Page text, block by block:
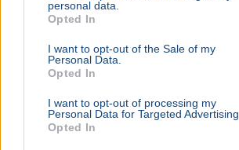
personal data.
Opted In
I want to opt-out of the Sale of my
Personal Data.
Opted In
I want to opt-out of processing my
Personal Data for Targeted Advertising.
Opted In